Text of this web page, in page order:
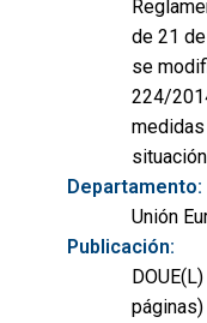
de 21
se
224/
Departamento:
Unión
Publicación:
páginas)